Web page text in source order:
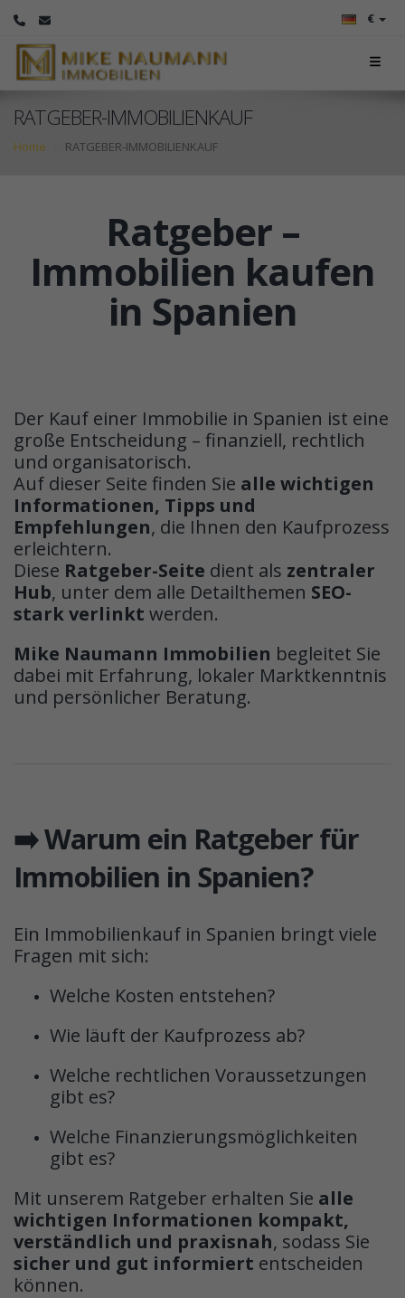
€
RATGEBER-IMMOBILIENKAUF
Home RATGEBER-IMMOBILIENKAUF
Ratgeber –
Immobilien kaufen
in Spanien
Der Kauf einer Immobilie in Spanien ist eine
große Entscheidung – finanziell, rechtlich
und organisatorisch.
Auf dieser Seite finden Sie alle wichtigen
Informationen, Tipps und
Empfehlungen, die Ihnen den Kaufprozess
erleichtern.
Diese Ratgeber-Seite dient als zentraler
Hub, unter dem alle Detailthemen SEO-
stark verlinkt werden.
Mike Naumann Immobilien begleitet Sie
dabei mit Erfahrung, lokaler Marktkenntnis
und persönlicher Beratung.
➡️ Warum ein Ratgeber für
Immobilien in Spanien?
Ein Immobilienkauf in Spanien bringt viele
Fragen mit sich:
Welche Kosten entstehen?
Wie läuft der Kaufprozess ab?
Welche rechtlichen Voraussetzungen
gibt es?
Welche Finanzierungsmöglichkeiten
gibt es?
Mit unserem Ratgeber erhalten Sie alle
wichtigen Informationen kompakt,
verständlich und praxisnah, sodass Sie
sicher und gut informiert entscheiden
können.